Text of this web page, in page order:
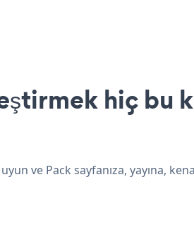
hiç bu
ve Pack sayfanıza, yayına,